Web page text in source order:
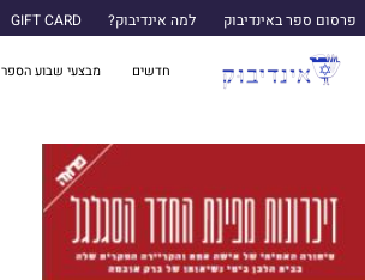
פרסום ספר באינדיבוק למה אינדיבוק? GIFT CARD
חדשים מבצעי שבוע הספר 2026